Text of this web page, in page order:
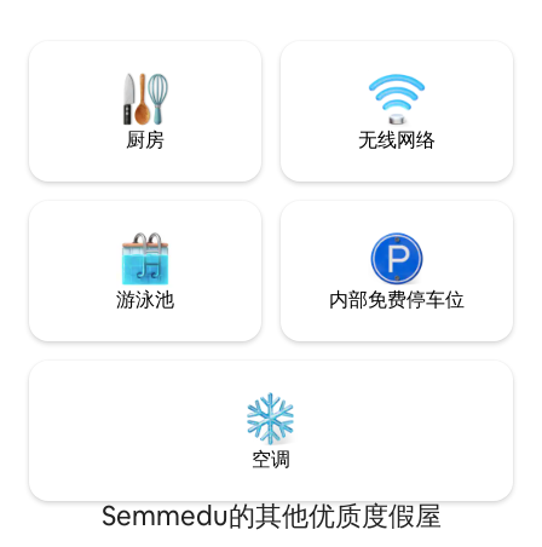
则： •房源内禁止
厨房 无线网络
游泳池 内部免费停车位
空调
Semmedu的其他优质度假屋